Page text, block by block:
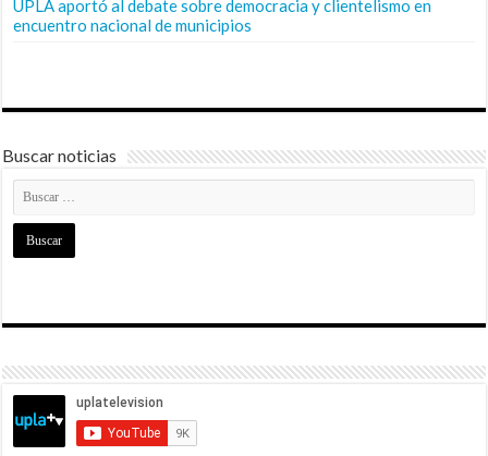
UPLA aportó al debate sobre democracia y clientelismo en
encuentro nacional de municipios
Buscar noticias